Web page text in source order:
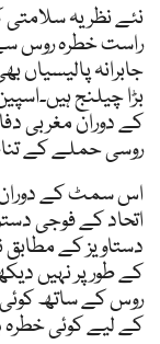
نئے نظریہ سلامتی
راست خطرہ روس
جابرانہ پالیسیاں
بڑا چیلنج
کے دوران مغربی
روسی حملے کے
اس سمٹ کے
اتحاد کے فوجی
دستاویز کے مطابق
کے طور پر نہیں
روس کے ساتھ کوئی
کے لیے کوئی